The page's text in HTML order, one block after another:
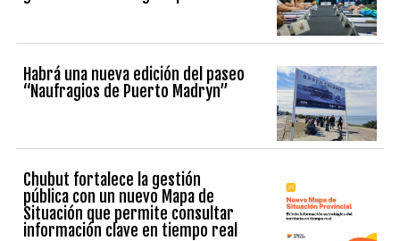
Habrá una nueva edición del paseo
“Naufragios de Puerto Madryn”
Chubut fortalece la gestión
pública con un nuevo Mapa de
Situación que permite consultar
información clave en tiempo real